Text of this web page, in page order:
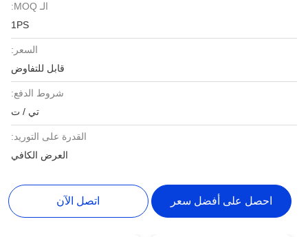
الـ MOQ:
1PS
السعر:
قابل للتفاوض
شروط الدفع:
تي / ت
القدرة على التوريد:
العرض الكافي
احصل على أفضل سعر اتصل الآن